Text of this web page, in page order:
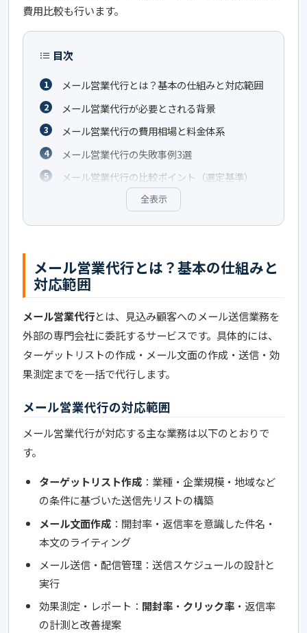
費用比較も行います。
目次
メール営業代行とは？基本の仕組みと対応範囲
メール営業代行が必要とされる背景
メール営業代行の費用相場と料金体系
メール営業代行の失敗事例3選
メール営業代行の比較ポイント（選定基準）
全表示
メール営業代行とは？基本の仕組みと
対応範囲
メール営業代行とは、見込み顧客へのメール送信業務を
外部の専門会社に委託するサービスです。具体的には、
ターゲットリストの作成・メール文面の作成・送信・効
果測定までを一括で代行します。
メール営業代行の対応範囲
メール営業代行が対応する主な業務は以下のとおりで
す。
ターゲットリスト作成 ：業種・企業規模・地域など
の条件に基づいた送信先リストの構築
メール文面作成 ：開封率・返信率を意識した件名・
本文のライティング
メール送信・配信管理：送信スケジュールの設計と
実行
効果測定・レポート： 開封率 ・ クリック率 ・返信率
の計測と改善提案